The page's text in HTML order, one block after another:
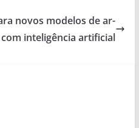
novos modelos de ar-
inteligência artificial